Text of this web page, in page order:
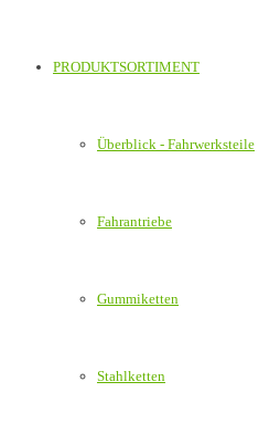
PRODUKTSORTIMENT
Überblick - Fahrwerksteile
Fahrantriebe
Gummiketten
Stahlketten